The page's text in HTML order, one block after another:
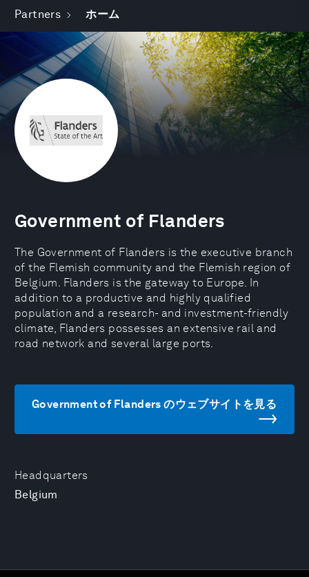
Partners ホーム
Headquarters
Belgium
Government of Flanders
The Government of Flanders is the executive branch
of the Flemish community and the Flemish region of
Belgium. Flanders is the gateway to Europe. In
addition to a productive and highly qualified
population and a research- and investment-friendly
climate, Flanders possesses an extensive rail and
road network and several large ports.
Government of Flanders のウェブサイトを見る